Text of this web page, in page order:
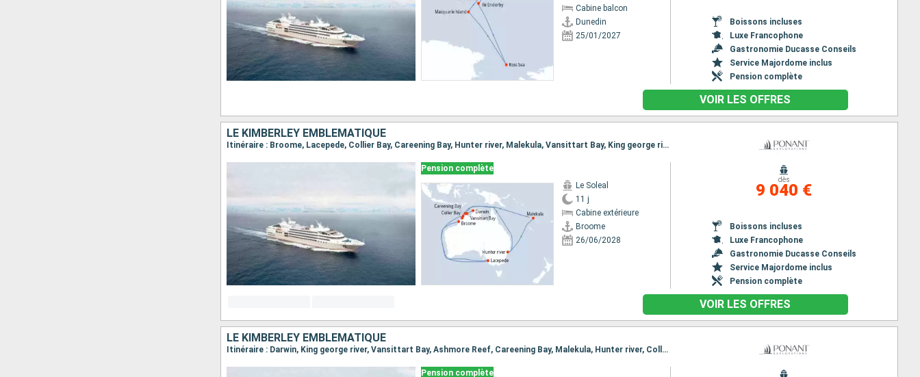
Cabine balcon
Dunedin
25/01/2027
Boissons incluses
Luxe Francophone
Gastronomie Ducasse Conseils
Service Majordome inclus
Pension complète
VOIR LES OFFRES
LE KIMBERLEY EMBLÉMATIQUE
Itinéraire : Broome, Lacepede, Collier Bay, Careening Bay, Hunter river, Malekula, Vansittart Bay, King george river, Darwin
Pension complète
Le Soleal
11 j
Cabine extérieure
Broome
26/06/2028
dès
9 040 €
Boissons incluses
Luxe Francophone
Gastronomie Ducasse Conseils
Service Majordome inclus
Pension complète
VOIR LES OFFRES
LE KIMBERLEY EMBLÉMATIQUE
Itinéraire : Darwin, King george river, Vansittart Bay, Ashmore Reef, Careening Bay, Malekula, Hunter river, Collier Bay, Lacepede, Broome
Pension complète